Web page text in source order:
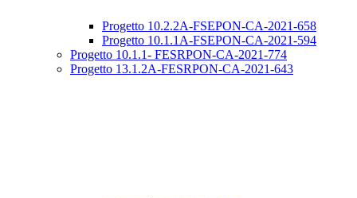
Progetto 10.2.2A-FSEPON-CA-2021-658
Progetto 10.1.1A-FSEPON-CA-2021-594
Progetto 10.1.1- FESRPON-CA-2021-774
Progetto 13.1.2A-FESRPON-CA-2021-643